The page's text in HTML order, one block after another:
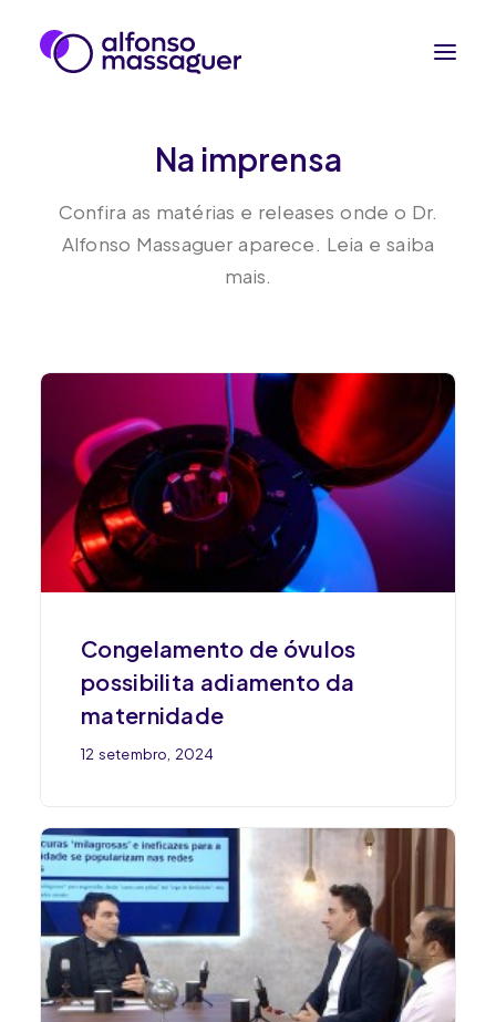
Reprodução humana
Contato
Na imprensa
Confira as matérias e releases onde o Dr.
Alfonso Massaguer aparece. Leia e saiba
mais.
Congelamento de óvulos
possibilita adiamento da
maternidade
12 setembro, 2024